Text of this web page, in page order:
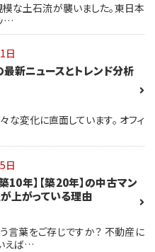
な土石流が襲いました。東日本
…
日
新ニュースとトレンド分析
変化に直面しています。 オフィ
日
10年】【築20年】の中古マン
上がっている理由
言葉をご存じですか？ 不動産に
えば…